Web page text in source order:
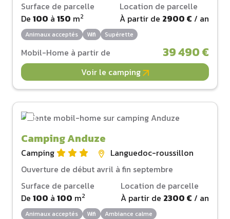
Surface de parcelle
De 100 à 150 m2
Location de parcelle
À partir de 2900 € / an
Animaux acceptés Wifi Supérette
Mobil-Home à partir de 39 490 €
Voir le camping
Camping Anduze
Camping
Languedoc-roussillon
Ouverture de début avril à fin septembre
Surface de parcelle
De 100 à 100 m2
Location de parcelle
À partir de 2300 € / an
Animaux acceptés Wifi Ambiance calme